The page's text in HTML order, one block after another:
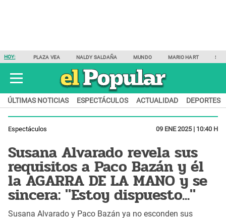
HOY: PLAZA VEA NALDY SALDAÑA MUNDO MARIO HART
ÚLTIMAS NOTICIAS ESPECTÁCULOS ACTUALIDAD DEPORTES
Espectáculos 09 ENE 2025 | 10:40 H
Susana Alvarado revela sus
requisitos a Paco Bazán y él
la AGARRA DE LA MANO y se
sincera: "Estoy dispuesto..."
Susana Alvarado y Paco Bazán ya no esconden sus